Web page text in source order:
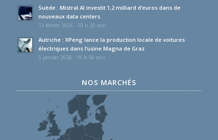
Suède : Mistral AI investit 1,2 milliard d’euros dans de
nouveaux data centers
12 février 2026 - 10 h 20 min
Autriche : XPeng lance la production locale de voitures
électriques dans l’usine Magna de Graz
5 janvier 2026 - 16 h 56 min
NOS MARCHÉS